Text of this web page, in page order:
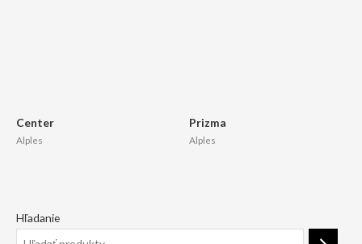
Hľadanie
Center
Alples
Prizma
Alples